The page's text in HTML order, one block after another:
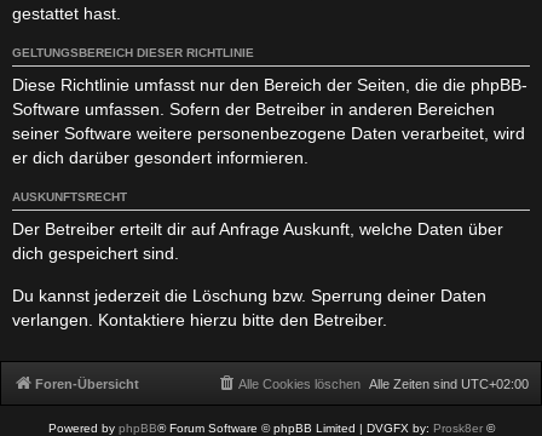
gestattet hast.
GELTUNGSBEREICH DIESER RICHTLINIE
Diese Richtlinie umfasst nur den Bereich der Seiten, die die phpBB-
Software umfassen. Sofern der Betreiber in anderen Bereichen
seiner Software weitere personenbezogene Daten verarbeitet, wird
er dich darüber gesondert informieren.
AUSKUNFTSRECHT
Der Betreiber erteilt dir auf Anfrage Auskunft, welche Daten über
dich gespeichert sind.
Du kannst jederzeit die Löschung bzw. Sperrung deiner Daten
verlangen. Kontaktiere hierzu bitte den Betreiber.
Foren-Übersicht Alle Zeiten sind UTC+02:00
Alle Cookies löschen
Powered by phpBB® Forum Software © phpBB Limited | DVGFX by: Prosk8er©